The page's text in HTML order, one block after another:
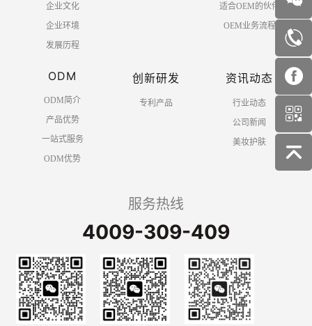
企业文化
企业环境
发展历程
适合OEM的伙伴
OEM业务流程
ODM
ODM简介
产品优势
一站式服务
ODM优势
创新研发
专利产品
资讯动态
行业动态
公司新闻
美妆护肤
服务热线
4009-309-409